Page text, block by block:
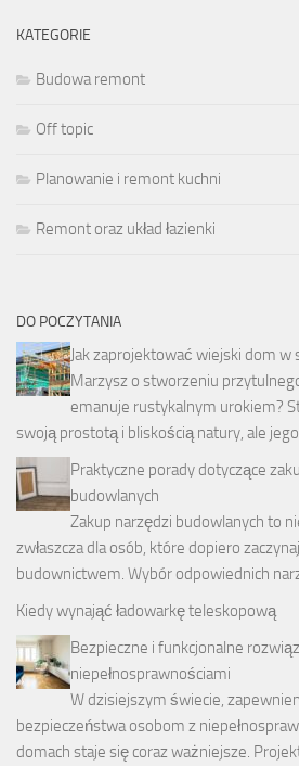
KATEGORIE
Budowa remont
Off topic
Planowanie i remont kuchni
Remont oraz układ łazienki
DO POCZYTANIA
Jak zaprojektować wiejski dom w
Marzysz o stworzeniu
emanuje rustykalnym urokiem?
swoją prostotą i bliskością natury, ale
Praktyczne porady dotyczące
budowlanych
Zakup narzędzi budowlanych to
zwłaszcza dla osób, które dopiero
budownictwem. Wybór odpowiednich
Kiedy wynająć ładowarkę teleskopową
Bezpieczne i funkcjonalne
niepełnosprawnościami
W dzisiejszym świecie,
bezpieczeństwa osobom z
domach staje się coraz ważniejsze.